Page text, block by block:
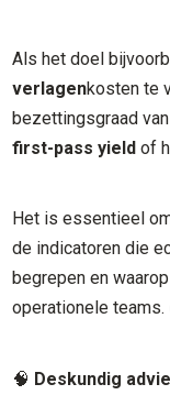
Als het doel
verlagenkosten te
bezettingsgraad
first-pass yield of
Het is essentieel
de indicatoren die
begrepen en
operationele teams.
🧠 Deskundig